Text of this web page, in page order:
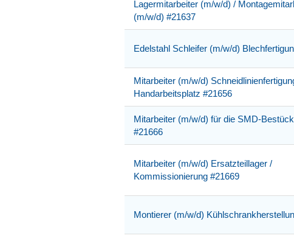
Lagermitarbeiter (m/w/d) /
(m/w/d) #21637
Edelstahl Schleifer (m/w/d)
Mitarbeiter (m/w/d)
Handarbeitsplatz #21656
Mitarbeiter (m/w/d) für die SMD-
#21666
Mitarbeiter (m/w/d) Ersatzteillager /
Kommissionierung #21669
Montierer (m/w/d)